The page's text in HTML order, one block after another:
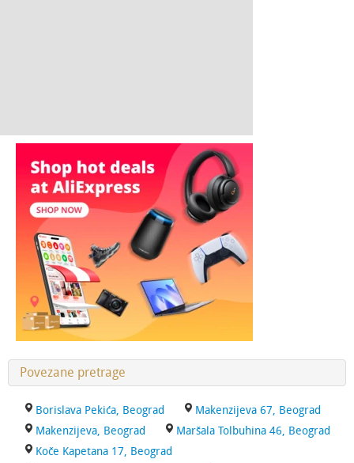
Povezane pretrage
Borislava Pekića, Beograd
Makenzijeva 67, Beograd
Makenzijeva, Beograd
Maršala Tolbuhina 46, Beograd
Koče Kapetana 17, Beograd